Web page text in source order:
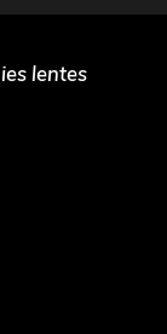
lentes